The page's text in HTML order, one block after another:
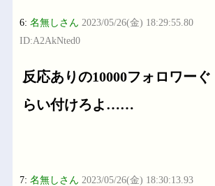
6:名無しさん 2023/05/26(金) 18:29:55.80
ID:A2AkNted0
反応ありの10000フォロワーぐ
らい付けろよ……
7:名無しさん 2023/05/26(金) 18:30:13.93